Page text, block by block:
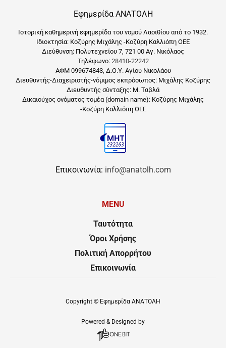
Εφημερίδα ΑΝΑΤΟΛΗ
Ιστορική καθημερινή εφημερίδα του νομού Λασιθίου από το 1932.
Ιδιοκτησία: Κοζύρης Μιχάλης -Κοζύρη Καλλιόπη ΟΕΕ
Διεύθυνση: Πολυτεχνείου 7, 721 00 Αγ. Νικόλαος
Τηλέφωνο: 28410-22242
ΑΦΜ 099674843, Δ.Ο.Υ. Αγίου Νικολάου
Διευθυντής-Διαχειριστής-νόμιμος εκπρόσωπος: Μιχάλης Κοζύρης
Διευθυντής σύνταξης: Μ. Ταβλά
Δικαιούχος ονόματος τομέα (domain name): Κοζύρης Μιχάλης
-Κοζύρη Καλλιόπη ΟΕΕ
Επικοινωνία: info@anatolh.com
MENU
Ταυτότητα
Όροι Χρήσης
Πολιτική Απορρήτου
Επικοινωνία
Copyright © Εφημερίδα ΑΝΑΤΟΛΗ
Powered & Designed by